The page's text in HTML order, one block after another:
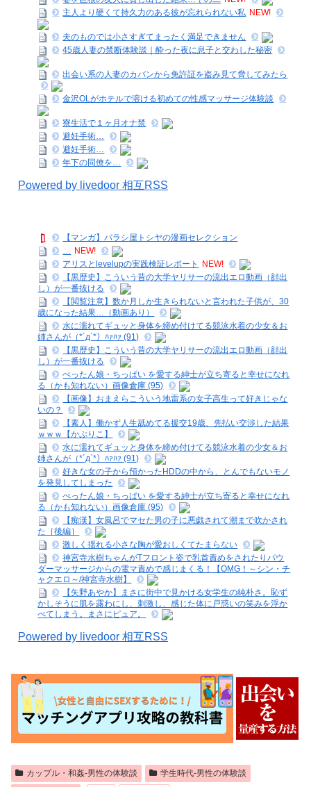
主人より硬くて持久力のある彼が忘れられない私 NEW!
夫のものでは小さすぎてまったく満足できません
45歳人妻の禁断体験談｜酔った夜に息子と交わした秘密
出会い系の人妻のカバンから免許証を盗み見て脅してみたら
金沢OLがホテルで溶ける初めての性感マッサージ体験談
寮生活で１ヶ月オナ禁
避妊手術…
避妊手術…
年下の同僚を…
Powered by livedoor 相互RSS
【マンガ】バラシ屋トシヤの漫画セレクション
… NEW!
アリスとlevelupの実践検証レポート
NEW!
【黒歴史】こういう昔の大学ヤリサーの流出エロ動画（顔出
し）が一番抜ける
【閲覧注意】数か月しか生きられないと言われた子供が、30
歳になった結果…（動画あり）
水に濡れてギュッと身体を締め付けてる競泳水着の少女＆お
姉さんが（*´д`*）ﾊｧﾊｧ (91)
【黒歴史】こういう昔の大学ヤリサーの流出エロ動画（顔出
し）が一番抜ける
ぺったん娘・ちっぱい を愛する紳士が立ち寄ると幸せになれ
る（かも知れない）画像倉庫 (95)
【画像】おまえらこういう地雷系の女子高生って好きじゃな
いの？
【素人】働かず人生舐めてる援交19歳、先払い交渉した結果
ｗｗｗ【かぷりこ】
水に濡れてギュッと身体を締め付けてる競泳水着の少女＆お
姉さんが（*´д`*）ﾊｧﾊｧ (91)
好きな女の子から預かったHDDの中から、とんでもないモノ
を発見してしまった
ぺったん娘・ちっぱい を愛する紳士が立ち寄ると幸せになれ
る（かも知れない）画像倉庫 (95)
【痴漢】女風呂でマセた男の子に悪戯されて潮まで吹かされ
た［後編］
激しく揺れる小さな胸が愛おしくてたまらない
神宮寺水樹ちゃんがTフロント姿で乳首責めをされたりパウ
ダーマッサージからの電マ責めで感じまくる！【OMG！～シン・チ
ャクエロ～/神宮寺水樹】
【矢野あやか】まさに街中で見かける女学生の純朴さ。恥ず
かしそうに肌を露わにし、刺激し、感じた体に戸惑いの笑みを浮か
べてしまう。まさにピュア。
Powered by livedoor 相互RSS
カップル・和姦-男性の体験談
学生時代-男性の体験談